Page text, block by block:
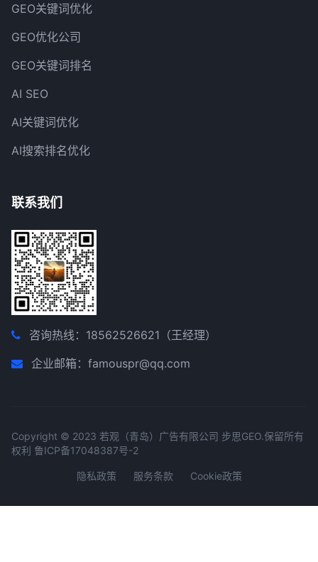
GEO关键词优化
GEO优化公司
GEO关键词排名
AI SEO
AI关键词优化
AI搜索排名优化
联系我们
咨询热线：18562526621（王经理）
企业邮箱：famouspr@qq.com
Copyright © 2023 若观（青岛）广告有限公司 步思GEO.保留所有
权利 鲁ICP备17048387号-2
隐私政策 服务条款 Cookie政策